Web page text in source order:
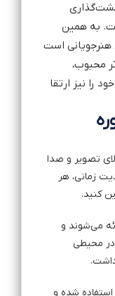
به همین
هنرجویانی است
محبوب،
را نیز ارتقا
تصویر و صدا
زمانی، هر
کنید.
می‌شوند و
محیطی
شده و